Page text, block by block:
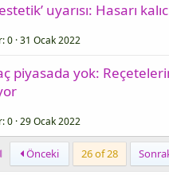
uyarısı: Hasarı
0 31 Ocak 2022
piyasada yok:
0 29 Ocak 2022
First Önceki 26 of 28